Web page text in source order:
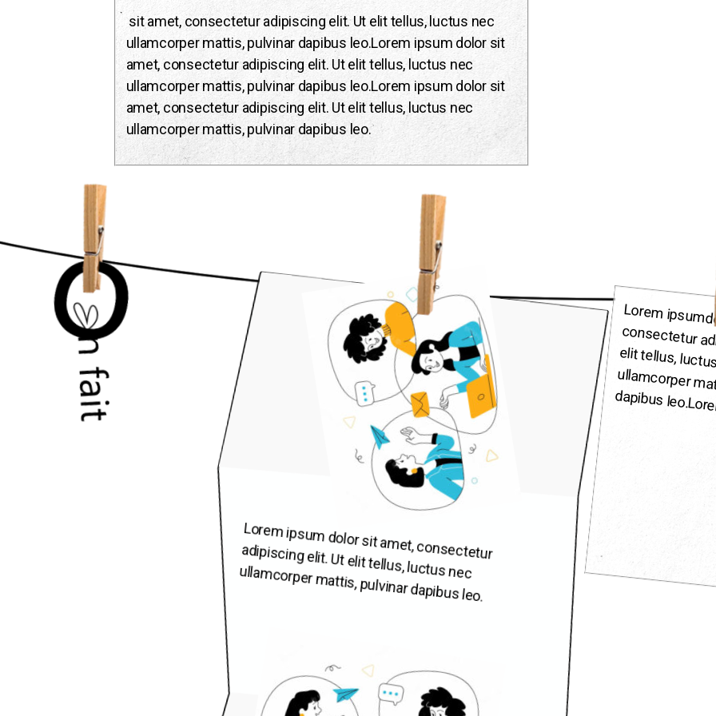
sit amet, consectetur adipiscing elit. Ut elit tellus, luctus nec
ullamcorper mattis, pulvinar dapibus leo.Lorem ipsum dolor sit
amet, consectetur adipiscing elit. Ut elit tellus, luctus nec
ullamcorper mattis, pulvinar dapibus leo.Lorem ipsum dolor sit
amet, consectetur adipiscing elit. Ut elit tellus, luctus nec
ullamcorper mattis, pulvinar dapibus leo.
Lorem ipsum dolor sit amet, consectetur
adipiscing elit. Ut elit tellus, luctus nec
ullamcorper mattis, pulvinar dapibus leo.
Lorem
consectetur
elit tellus,
ullamcorper
dapibus leo.